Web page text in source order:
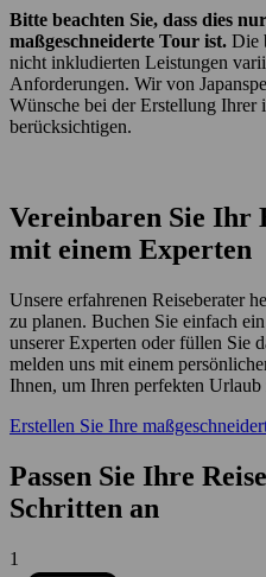
Bitte beachten Sie, dass dies
maßgeschneiderte Tour ist. Die
nicht inkludierten Leistungen
Anforderungen. Wir von
Wünsche bei der Erstellung Ihrer
berücksichtigen.
Vereinbaren Sie Ihr
mit einem Experten
Unsere erfahrenen Reiseberater
zu planen. Buchen Sie einfach
unserer Experten oder füllen Sie
melden uns mit einem
Ihnen, um Ihren perfekten Urlaub
Erstellen Sie Ihre
Passen Sie Ihre
Schritten an
1